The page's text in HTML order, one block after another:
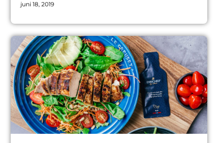
juni 18, 2019